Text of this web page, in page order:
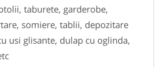
taburete, garderobe,
somiere, tablii, depozitare
usi glisante, dulap cu oglinda,